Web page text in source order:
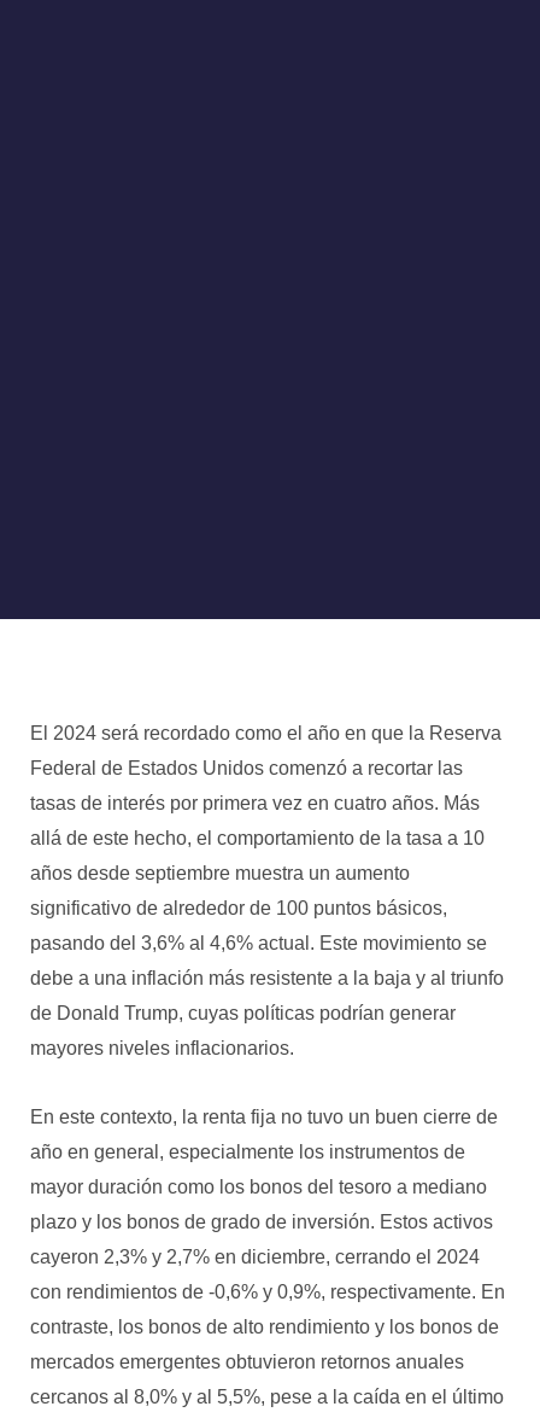
El 2024 será recordado como el año en que la Reserva
Federal de Estados Unidos comenzó a recortar las
tasas de interés por primera vez en cuatro años. Más
allá de este hecho, el comportamiento de la tasa a 10
años desde septiembre muestra un aumento
significativo de alrededor de 100 puntos básicos,
pasando del 3,6% al 4,6% actual. Este movimiento se
debe a una inflación más resistente a la baja y al triunfo
de Donald Trump, cuyas políticas podrían generar
mayores niveles inflacionarios.
En este contexto, la renta fija no tuvo un buen cierre de
año en general, especialmente los instrumentos de
mayor duración como los bonos del tesoro a mediano
plazo y los bonos de grado de inversión. Estos activos
cayeron 2,3% y 2,7% en diciembre, cerrando el 2024
con rendimientos de -0,6% y 0,9%, respectivamente. En
contraste, los bonos de alto rendimiento y los bonos de
mercados emergentes obtuvieron retornos anuales
cercanos al 8,0% y al 5,5%, pese a la caída en el último